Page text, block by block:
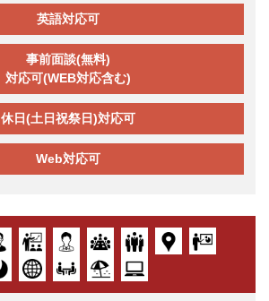
英語対応可
事前面談(無料)
対応可(WEB対応含む)
休日(土日祝祭日)対応可
Web対応可